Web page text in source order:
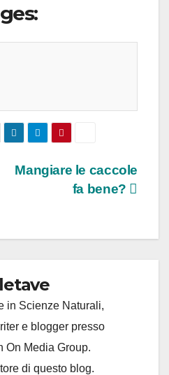
Mangiare le caccole
fa bene?
in Scienze Naturali,
e blogger presso
On Media Group.
di questo blog.